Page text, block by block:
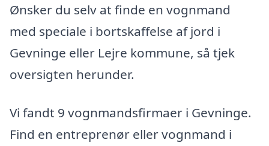
Ønsker du selv at finde en vognmand
med speciale i bortskaffelse af jord i
Gevninge eller Lejre kommune, så tjek
oversigten herunder.
Vi fandt 9 vognmandsfirmaer i Gevninge.
Find en entreprenør eller vognmand i